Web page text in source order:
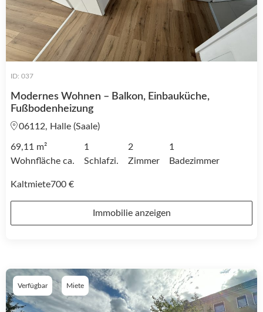
ID: 037
Modernes Wohnen – Balkon, Einbauküche,
Fußbodenheizung
06112, Halle (Saale)
69,11 m²
Wohnfläche ca.
1
Schlafzi.
2
Zimmer
1
Badezimmer
Kaltmiete700 €
Immobilie anzeigen
Verfügbar Miete